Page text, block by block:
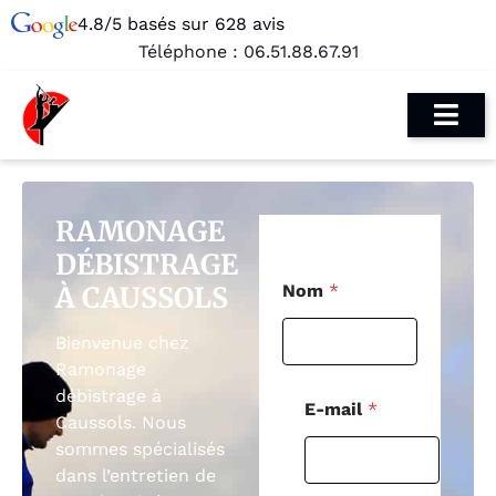
4.8/5 basés sur 628 avis
Téléphone : 06.51.88.67.91
RAMONAGE
DÉBISTRAGE
À CAUSSOLS
Bienvenue chez
Ramonage
débistrage à
Caussols. Nous
sommes spécialisés
dans l’entretien de
Nom *
e
M
E-mail *